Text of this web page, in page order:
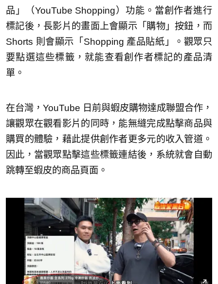
品」（YouTube Shopping）功能。當創作者進行
標記後，長影片的畫面上會顯示「購物」按鈕，而
Shorts 則會顯示「Shopping 產品貼紙」。觀眾只
要點選這些標籤，就能查看創作者標記的產品清
單。
在台灣，YouTube 日前與蝦皮購物達成聯盟合作，
讓觀眾在觀看影片的同時，能無縫完成點擊商品與
購買的體驗，藉此提供創作者更多元的收入管道。
因此，當觀眾點擊這些標籤連結後，系統就會自動
跳轉至蝦皮的商品頁面。